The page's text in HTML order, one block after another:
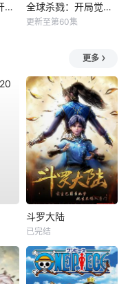
绑定破产AI，我开局氪成大神动态漫 全球杀戮：开局觉醒SSS级天赋动态漫
更新至第60集
更多
斗罗大陆
已完结